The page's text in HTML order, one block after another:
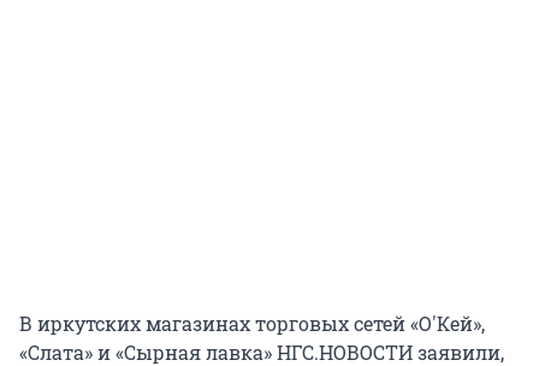
В иркутских магазинах торговых сетей «О'Кей»,
«Слата» и «Сырная лавка» НГС.НОВОСТИ заявили,